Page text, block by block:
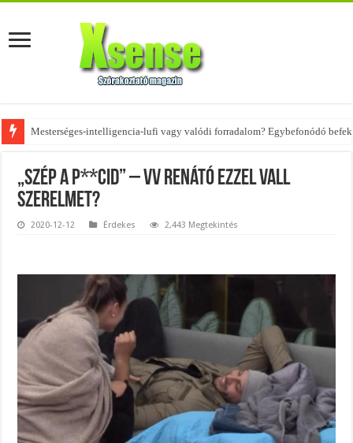
Mesterséges-intelligencia-lufi vagy valódi forradalom? Egybefonódó
Az övtáskák továbbra is trendik – nézd meg, milyen stílusokhoz illenek!
„Szép a p**cid” – VV Renátó ezzel vall
szerelmet?
2020-12-12 Érdekes 2,443 Megtekintés